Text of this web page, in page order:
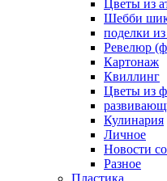
Цветы из
Шебби
поделки
Ревелюр
Картонаж
Квиллинг
Цветы из
Кулинария
Личное
Новости
Разное
Пластика